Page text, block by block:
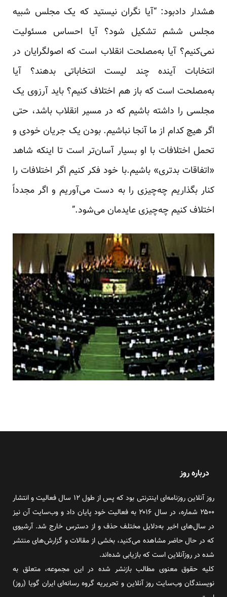
هشدار دادبود: “آیا نگران نیستید که یک مجلس شبیه
مجلس ششم تشکیل شود؟ آیا احساس مسئولیت
نمی‌کنیم؟ آیا به‌مصلحت انقلاب است که اصولگرایان در
انتخابات آینده چند لیست انتخاباتی بدهند؟ آیا
به‌مصلحت است که باز هم اختلاف کنیم؟ باید آرزوی یک
مجلسی را داشته باشیم که در مسیر انقلاب باشد، حتی
اگر هیچ کدام از ما آنجا نباشیم. بودن یک جریان خودی و
تحمل اختلافات با او بسیار آسان‌تر است تا اینکه شاهد
«اتفاقات بدتری» باشیم.با خود فکر کنیم اگر اختلافات را
کنار بگذاریم چه‌چیزی را به دست می‌آوریم و اگر مجدداً
اختلاف کنیم چه‌چیزی عایدمان می‌شود.”
درباره روز
روز آنلاین روزنامه‌ای اینترنتی بود که پس از طول ۱۲ سال فعالیت و انتشار
۲۵۰۰ شماره، در سال ۲۰۱۶ به فعالیت خود پایان داد و وب‌سایت آن نیز
در سال‌های اخیر به‌دلایل مختلف حذف و از دسترس خارج شد. آرشیوی
که در حال حاضر مشاهده می‌کنید، بخشی از مقالات و گزارش‌های منتشر
شده در روزآنلاین است که بازیابی شده‌اند.
کلیه حقوق معنوی مطالب بازنشر شده در این مجموعه، متعلق به
نویسندگان وب‌سایت روز آنلاین و تحریریه گروه رسانه‌ای ایران گویا (روز)